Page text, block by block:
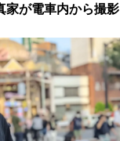
が電車内から撮影